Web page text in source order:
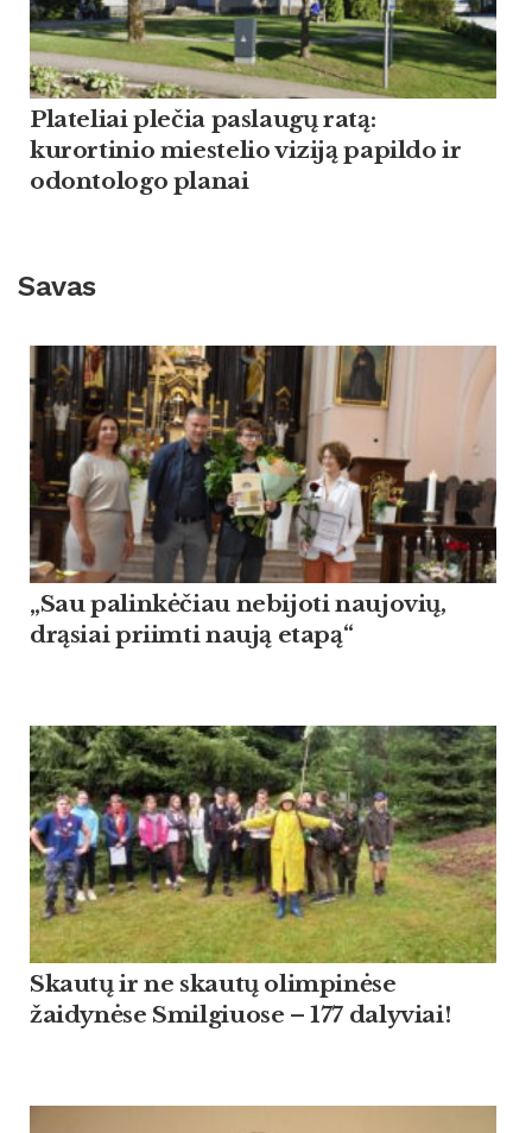
Plateliai plečia paslaugų ratą:
kurortinio miestelio viziją papildo ir
odontologo planai
Savas
„Sau palinkėčiau nebijoti naujovių,
drąsiai priimti naują etapą“
Skautų ir ne skautų olimpinėse
žaidynėse Smilgiuose – 177 dalyviai!